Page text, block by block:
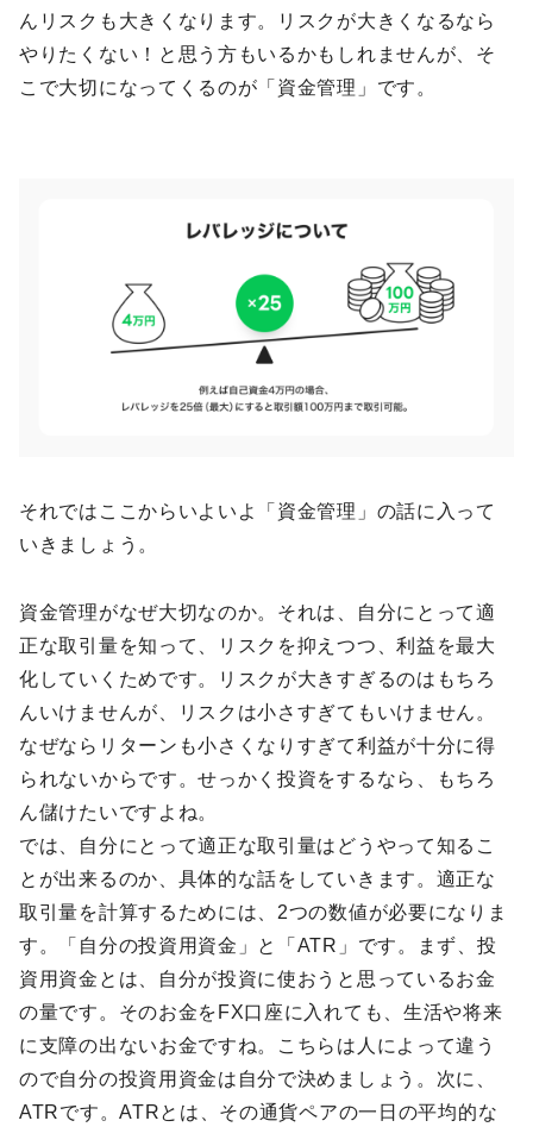
んリスクも大きくなります。リスクが大きくなるなら
やりたくない！と思う方もいるかもしれませんが、そ
こで大切になってくるのが「資金管理」です。
それではここからいよいよ「資金管理」の話に入って
いきましょう。
資金管理がなぜ大切なのか。それは、自分にとって適
正な取引量を知って、リスクを抑えつつ、利益を最大
化していくためです。リスクが大きすぎるのはもちろ
んいけませんが、リスクは小さすぎてもいけません。
なぜならリターンも小さくなりすぎて利益が十分に得
られないからです。せっかく投資をするなら、もちろ
ん儲けたいですよね。
では、自分にとって適正な取引量はどうやって知るこ
とが出来るのか、具体的な話をしていきます。適正な
取引量を計算するためには、2つの数値が必要になりま
す。「自分の投資用資金」と「ATR」です。まず、投
資用資金とは、自分が投資に使おうと思っているお金
の量です。そのお金をFX口座に入れても、生活や将来
に支障の出ないお金ですね。こちらは人によって違う
ので自分の投資用資金は自分で決めましょう。次に、
ATRです。ATRとは、その通貨ペアの一日の平均的な